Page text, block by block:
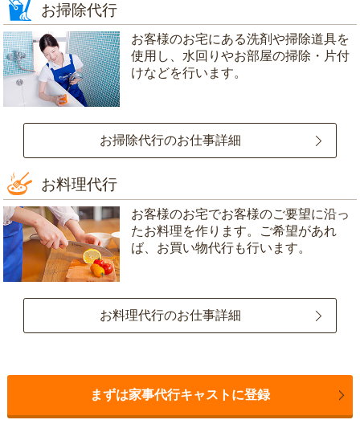
お掃除代行
お客様のお宅にある洗剤や掃除道具を
使用し、水回りやお部屋の掃除・片付
けなどを行います。
お掃除代行のお仕事詳細
お料理代行
お客様のお宅でお客様のご要望に沿っ
たお料理を作ります。ご希望があれ
ば、お買い物代行も行います。
お料理代行のお仕事詳細
まずは家事代行キャストに登録